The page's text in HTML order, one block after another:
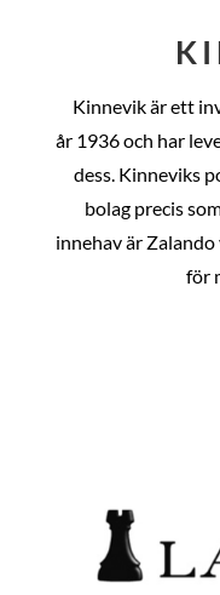
Kinnevik är ett
år 1936 och har
dess. Kinneviks
bolag precis
innehav är
för